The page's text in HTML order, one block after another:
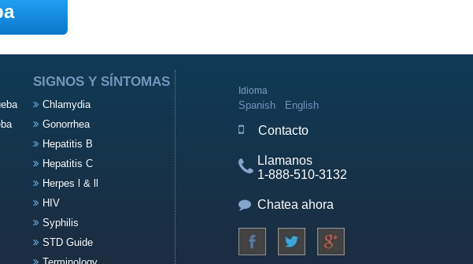
SIGNOS Y SÍNTOMAS
Chlamydia
Gonorrhea
Hepatitis B
Hepatitis C
Herpes l & ll
HIV
Syphilis
STD Guide
Idioma
Spanish English
Contacto
Llamanos
1-888-510-3132
Chatea ahora